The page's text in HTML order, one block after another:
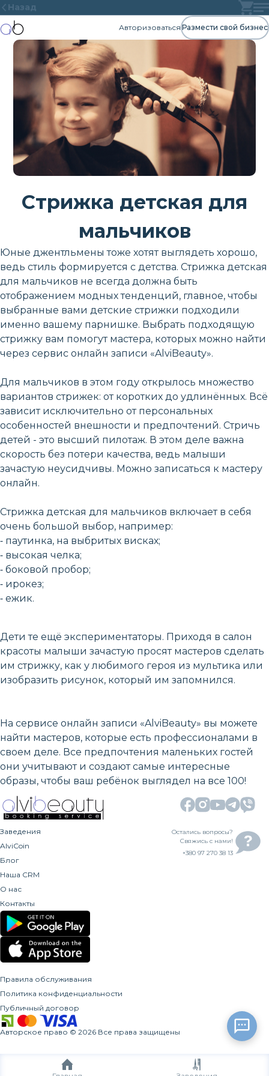
Назад
Авторизоваться Размести свой бизнес
Стрижка детская для
мальчиков
Юные джентльмены тоже хотят выглядеть хорошо,
ведь стиль формируется с детства. Стрижка детская
для мальчиков не всегда должна быть
отображением модных тенденций, главное, чтобы
выбранные вами детские стрижки подходили
именно вашему парнишке. Выбрать подходящую
стрижку вам помогут мастера, которых можно найти
через сервис онлайн записи «AlviBeauty».
Для мальчиков в этом году открылось множество
вариантов стрижек: от коротких до удлинённых. Всё
зависит исключительно от персональных
особенностей внешности и предпочтений. Стричь
детей - это высший пилотаж. В этом деле важна
скорость без потери качества, ведь малыши
зачастую неусидчивы. Можно записаться к мастеру
онлайн.
Стрижка детская для мальчиков включает в себя
очень большой выбор, например:
⁃ паутинка, на выбритых висках;
⁃ высокая челка;
⁃ боковой пробор;
⁃ ирокез;
⁃ ежик.
Дети те ещё экспериментаторы. Приходя в салон
красоты малыши зачастую просят мастеров сделать
им стрижку, как у любимого героя из мультика или
изобразить рисунок, который им запомнился.
На сервисе онлайн записи «AlviBeauty» вы можете
найти мастеров, которые есть профессионалами в
своем деле. Все предпочтения маленьких гостей
они учитывают и создают самые интересные
образы, чтобы ваш ребёнок выглядел на все 100!
Заведения
AlviCoin
Блог
Наша CRM
О нас
Контакты
Остались вопросы?
Свяжись с нами!
+380 97 270 38 13
Правила обслуживания
Политика конфиденциальности
Публичный договор
Авторское право © 2026 Все права защищены